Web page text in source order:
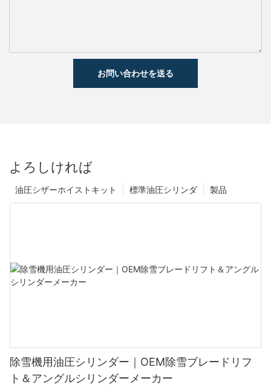
お問い合わせを送る
よろしければ
製品
標準油圧シリンダ
油圧シザーホイストキット
除雪機用油圧シリンダー｜OEM除雪ブレードリフ
ト＆アングルシリンダーメーカー